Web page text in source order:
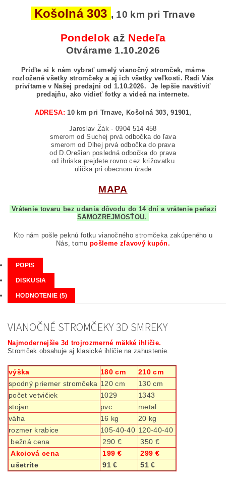
Košolná 303 , 10 km pri Trnave
Pondelok až Nedeľa
Otvárame 1.10.2026
Príďte si k nám vybrať umelý vianočný stromček, máme
rozložené všetky stromčeky a aj ich všetky veľkosti. Radi Vás
privítame v Našej predajni od 1.10.2026.
Je lepšie navštíviť
predajňu, ako vidieť fotky a videá na internete.
ADRESA:10 km pri Trnave, Košolná 303, 91901,
Jaroslav Žák - 0904 514 458
smerom od Suchej prvá odbočka do ľava
smerom od Dlhej prvá odbočka do prava
od D.Orešian posledná odbočka do prava
od ihriska prejdete rovno cez križovatku
ulička pri obecnom úrade
MAPA
Vrátenie tovaru bez udania dôvodu do 14 dní a vrátenie peňazí
SAMOZREJMOSŤOU.
Kto nám pošle peknú fotku vianočného stromčeka zakúpeného u
Nás, tomupošleme zľavový kupón.
POPIS
DISKUSIA
HODNOTENIE (5)
VIANOČNÉ STROMČEKY 3D SMREKY
Najmodernejšie 3d trojrozmerné mäkké ihličie.
Stromček obsahuje aj klasické ihličie na zahustenie.
výška 180 cm
210 cm
spodný priemer stromčeka 120 cm
130 cm
počet vetvičiek
1029
1343
stojan
pvc
metal
váha
16 kg
20 kg
rozmer krabice
105-40-40 120-40-40
bežná cena
290 €
350 €
Akciová cena
199 €
299 €
ušetríte
91 € 51 €